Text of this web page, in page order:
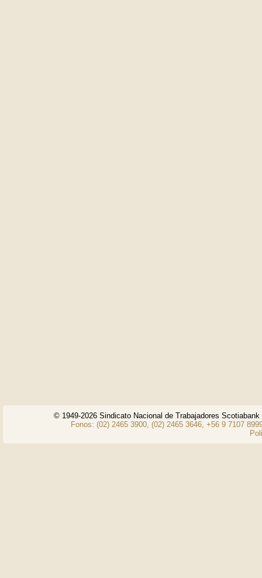
© 1949-2026 Sindicato Nacional de Trabajadores
Fonos: (02) 2465 3900, (02) 2465 3646, +56 9 7107